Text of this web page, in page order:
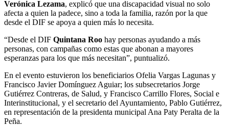
Verónica Lezama, explicó que una discapacidad visual no solo
afecta a quien la padece, sino a toda la familia, razón por la que
desde el DIF se apoya a quien más lo necesita.
“Desde el DIF Quintana Roo hay personas ayudando a más
personas, con campañas como estas que abonan a mayores
esperanzas para los que más necesitan”, puntualizó.
En el evento estuvieron los beneficiarios Ofelia Vargas Lagunas y
Francisco Javier Domínguez Aguiar; los subsecretarios Jorge
Gutiérrez Contreras, de Salud, y Francisco Carrillo Flores, Social e
Interinstitucional, y el secretario del Ayuntamiento, Pablo Gutiérrez,
en representación de la presidenta municipal Ana Paty Peralta de la
Peña.